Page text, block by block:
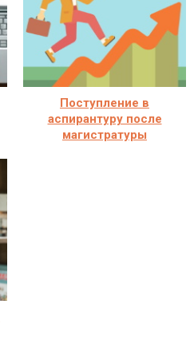
Поступление в
аспирантуру после
магистратуры